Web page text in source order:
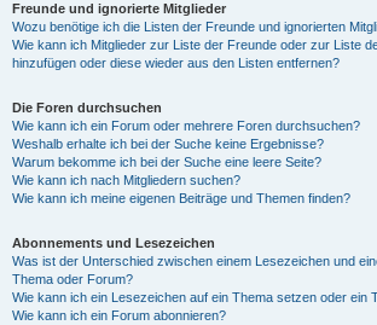
Freunde und ignorierte Mitglieder
Wozu benötige ich die Listen der Freunde und ignorierten
Wie kann ich Mitglieder zur Liste der Freunde oder zur Liste
hinzufügen oder diese wieder aus den Listen entfernen?
Die Foren durchsuchen
Wie kann ich ein Forum oder mehrere Foren durchsuchen?
Weshalb erhalte ich bei der Suche keine Ergebnisse?
Warum bekomme ich bei der Suche eine leere Seite?
Wie kann ich nach Mitgliedern suchen?
Wie kann ich meine eigenen Beiträge und Themen finden?
Abonnements und Lesezeichen
Was ist der Unterschied zwischen einem Lesezeichen und
Thema oder Forum?
Wie kann ich ein Lesezeichen auf ein Thema setzen oder ein
Wie kann ich ein Forum abonnieren?